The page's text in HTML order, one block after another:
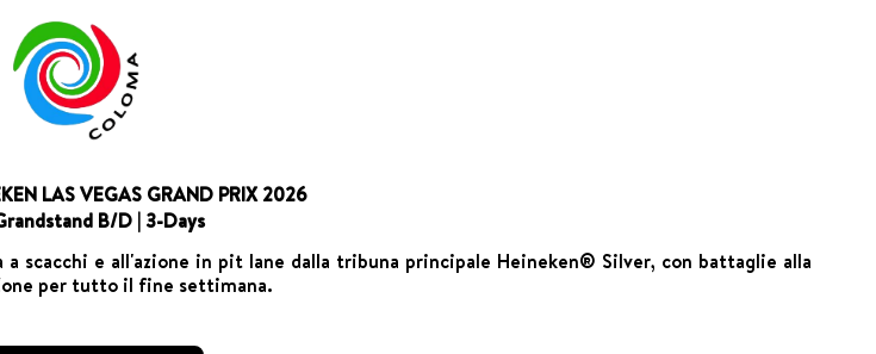
LAS VEGAS GRAND PRIX 2026
B/D | 3-Days
scacchi e all'azione in pit lane dalla tribuna principale Heineken® Silver, con battaglie alla
per tutto il fine settimana.